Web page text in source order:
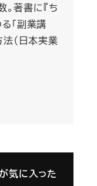
著書に『ち
「副業講
（日本実業
気に入った